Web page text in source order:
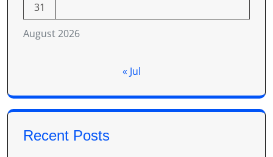
August 2026
31
« Jul
Recent Posts